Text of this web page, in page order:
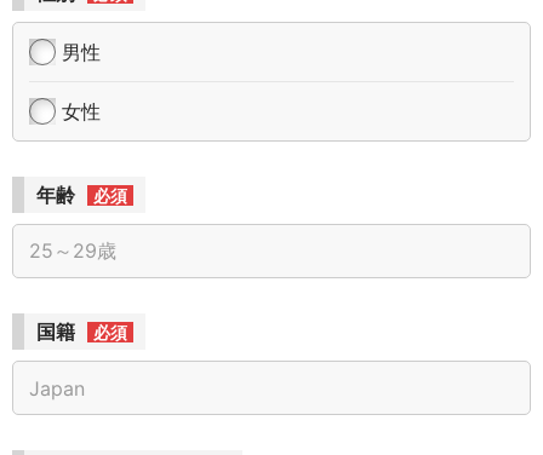
男性
女性
年齢 必須
国籍 必須